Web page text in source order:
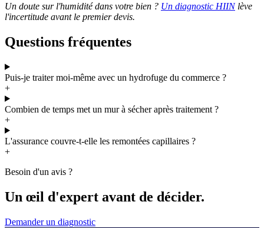
Un doute sur l'humidité dans votre bien ? Un diagnostic HIINlève
l'incertitude avant le premier devis.
Questions fréquentes
Puis-je traiter moi-même avec un hydrofuge du commerce ?
+
Combien de temps met un mur à sécher après traitement ?
+
L'assurance couvre-t-elle les remontées capillaires ?
+
Besoin d'un avis ?
Un œil d'expert avant de décider.
Demander un diagnostic